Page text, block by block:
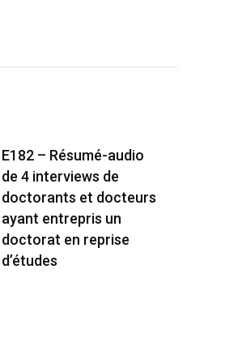
E182 – Résumé-audio
de 4 interviews de
doctorants et docteurs
ayant entrepris un
doctorat en reprise
d’études